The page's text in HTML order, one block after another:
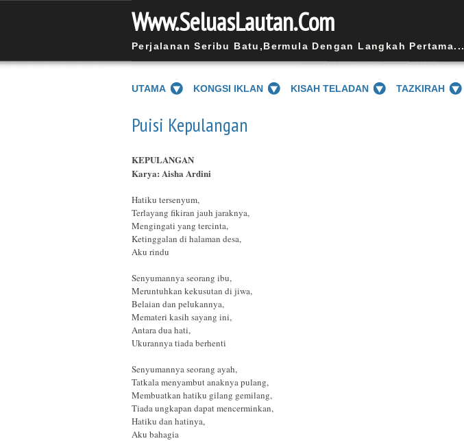
Www.SeluasLautan.Com
Perjalanan Seribu Batu,Bermula Dengan Langkah Pertama...
UTAMA KONGSI IKLAN KISAH TELADAN TAZKIRAH
Puisi Kepulangan
KEPULANGAN
Karya: Aisha Ardini
Hatiku tersenyum,
Terlayang fikiran jauh jaraknya,
Mengingati yang tercinta,
Ketinggalan di halaman desa,
Aku rindu
Senyumannya seorang ibu,
Meruntuhkan kekusutan di jiwa,
Belaian dan pelukannya,
Memateri kasih sayang ini,
Antara dua hati,
Ukurannya tiada berhenti
Senyumannya seorang ayah,
Tatkala menyambut anaknya pulang,
Membuatkan hatiku gilang gemilang,
Tiada ungkapan dapat mencerminkan,
Hatiku dan hatinya,
Aku bahagia